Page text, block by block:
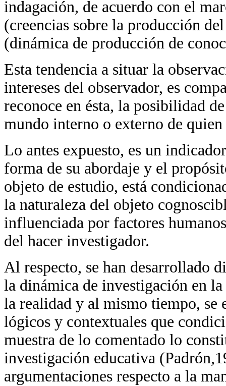
indagación, de acuerdo con el
(creencias sobre la producción
(dinámica de producción de
Esta tendencia a situar la
intereses del observador, es
reconoce en ésta, la posibilidad
mundo interno o externo de
Lo antes expuesto, es un
forma de su abordaje y el
objeto de estudio, está
la naturaleza del objeto
influenciada por factores
del hacer investigador.
Al respecto, se han desarrollado
la dinámica de investigación en
la realidad y al mismo tiempo, se
lógicos y contextuales que
muestra de lo comentado lo
investigación educativa
argumentaciones respecto a la